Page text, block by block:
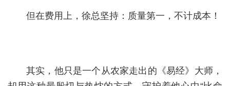
但在费用上，徐总坚持：质量第一，不计成本！
其实，他只是一个从农家走出的《易经》大师，